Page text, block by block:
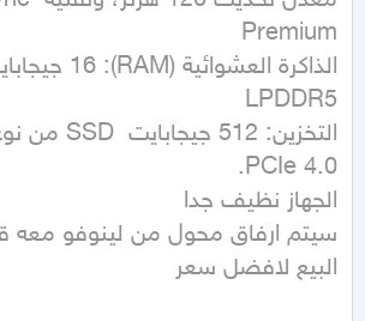
البيع لافضل سعر